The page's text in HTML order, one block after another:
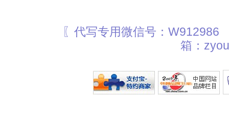
〖代写专用微信号：
箱：